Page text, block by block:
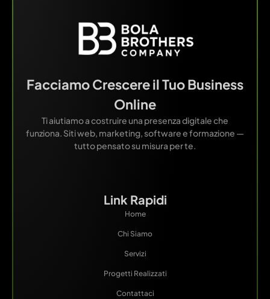
Facciamo Crescere il Tuo Business
Online
Ti aiutiamo a costruire una presenza digitale che
funziona. Siti web, marketing, software e formazione —
tutto pensato su misura per te.
Link Rapidi
Home
Chi Siamo
Servizi
Progetti Realizzati
Contattaci